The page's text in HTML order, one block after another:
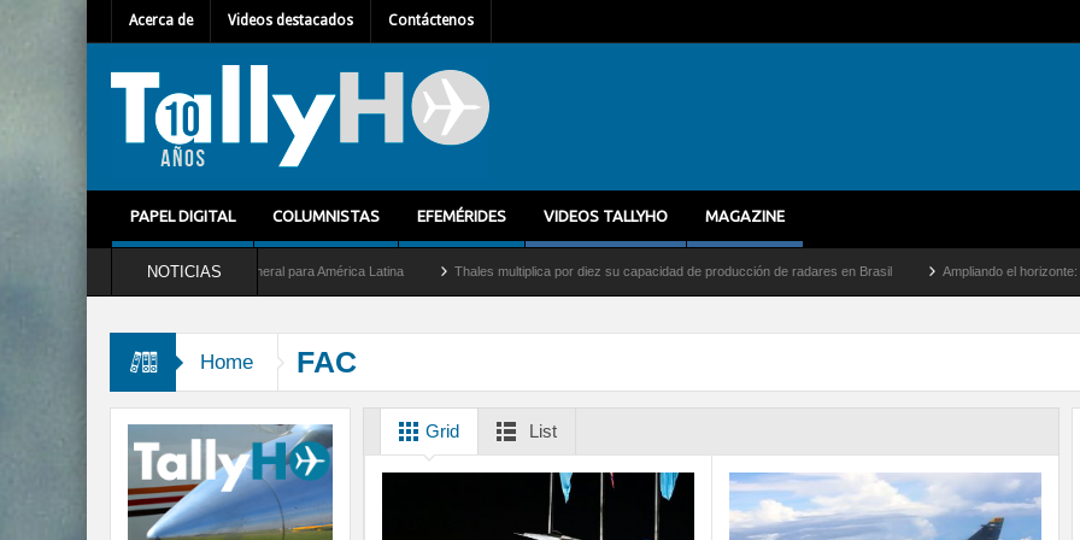
Acerca de Videos destacados Contáctenos
PAPEL DIGITAL COLUMNISTAS EFEMÉRIDES VIDEOS TALLYHO MAGAZINE
NOTICIAS
como nuevo Director General para América Latina Thales multiplica por diez su capacidad de producción de radares en Brasil Ampliando el horizonte: Dentro del
Home FAC
Grid List